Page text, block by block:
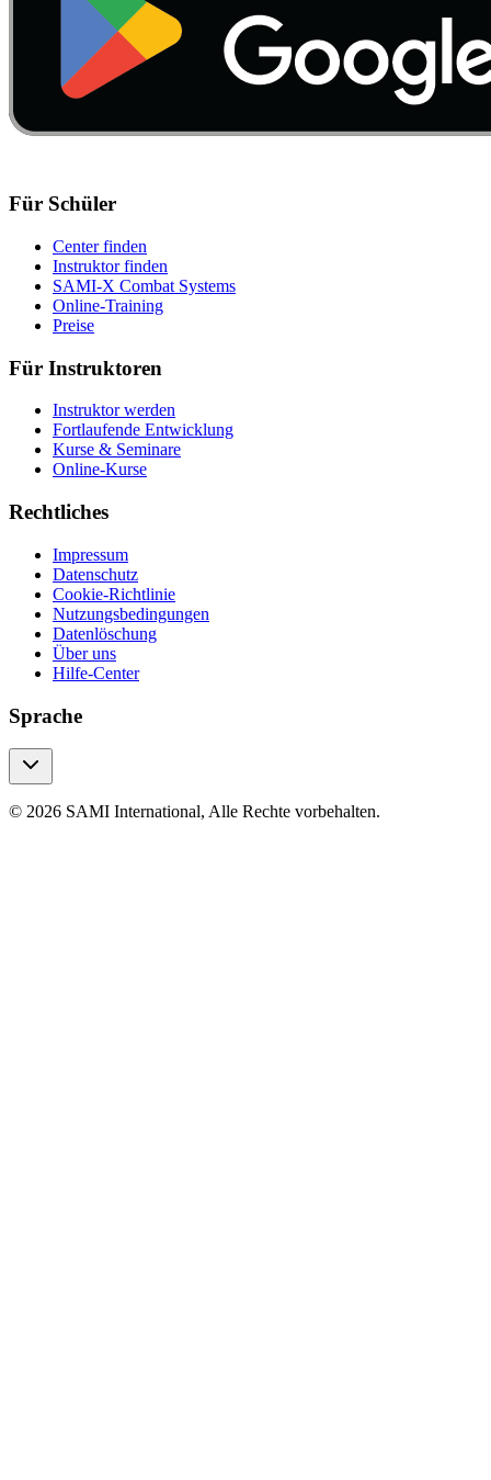
Für Schüler
Center finden
Instruktor finden
SAMI-X Combat Systems
Online-Training
Preise
Für Instruktoren
Instruktor werden
Fortlaufende Entwicklung
Kurse & Seminare
Online-Kurse
Rechtliches
Impressum
Datenschutz
Cookie-Richtlinie
Nutzungsbedingungen
Datenlöschung
Über uns
Hilfe-Center
Sprache
© 2026 SAMI International, Alle Rechte vorbehalten.